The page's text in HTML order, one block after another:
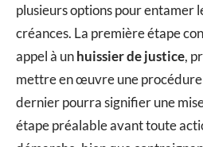
plusieurs options pour entamer
créances. La première étape
appel à unhuissier de justice,
mettre en œuvre une
dernier pourra signifier une
étape préalable avant toute